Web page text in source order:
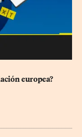
europea?